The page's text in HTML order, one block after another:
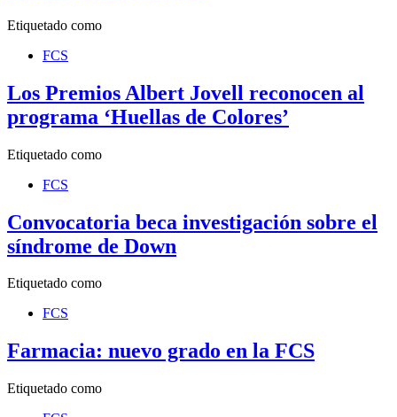
Etiquetado como
FCS
Los Premios Albert Jovell reconocen al
programa ‘Huellas de Colores’
Etiquetado como
FCS
Convocatoria beca investigación sobre el
síndrome de Down
Etiquetado como
FCS
Farmacia: nuevo grado en la FCS
Etiquetado como